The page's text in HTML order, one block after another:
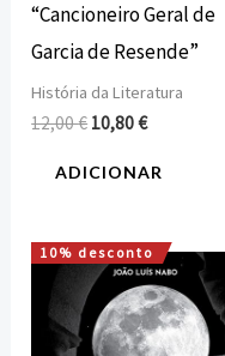
“Cancioneiro Geral de
Garcia de Resende”
História da Literatura
12,00€ 10,80€
ADICIONAR
10% desconto
O
preço
original
era:
O
preço
atual
é: